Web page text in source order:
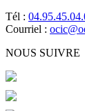
Tél :
Courriel :
NOUS SUIVRE